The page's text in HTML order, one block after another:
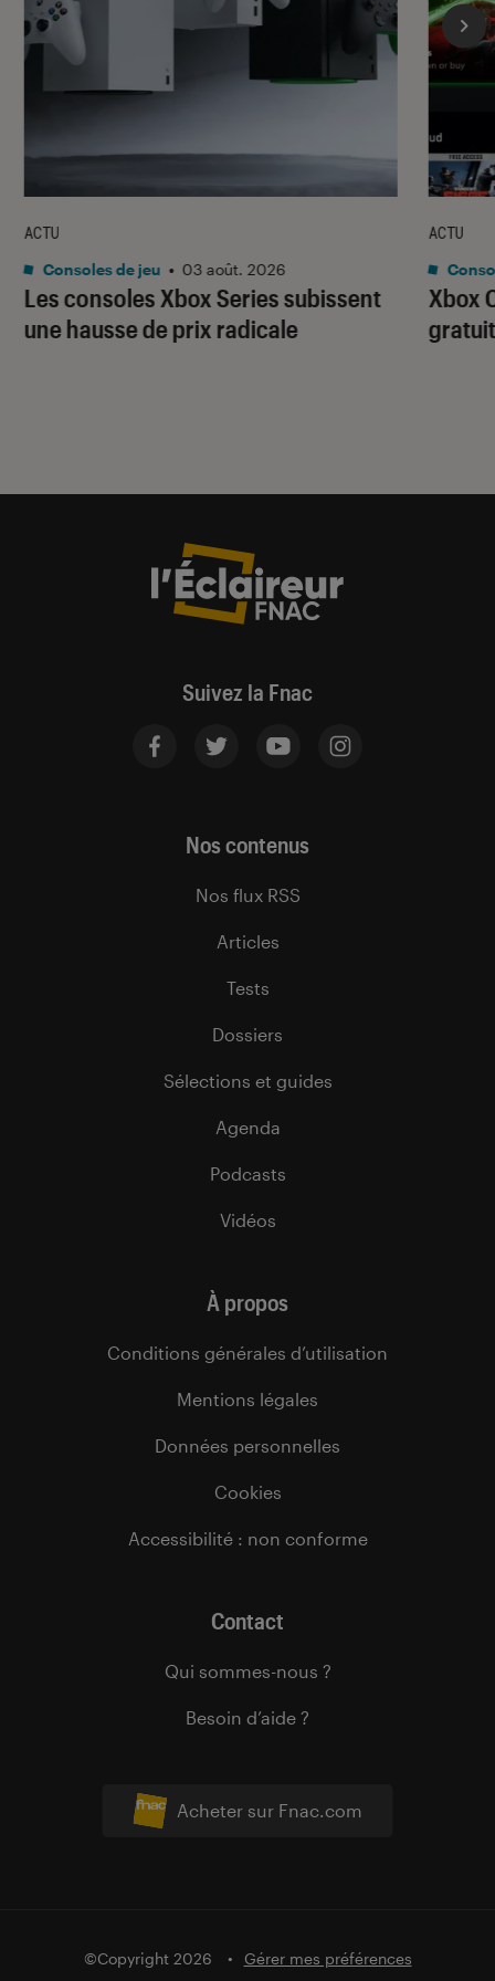
Les consoles Xbox Series subissent
une hausse de prix radicale
ACTU
Consoles de jeu • 03 août. 2026
Xbox
ACTU
Suivez la Fnac
Acheter sur Fnac.com
Nos contenus
Nos flux RSS
Articles
Tests
Dossiers
Sélections et guides
Agenda
Podcasts
Vidéos
À propos
Conditions générales d’utilisation
Mentions légales
Données personnelles
Cookies
Accessibilité : non conforme
Contact
Qui sommes-nous ?
Besoin d’aide ?
©Copyright 2026 Gérer mes préférences